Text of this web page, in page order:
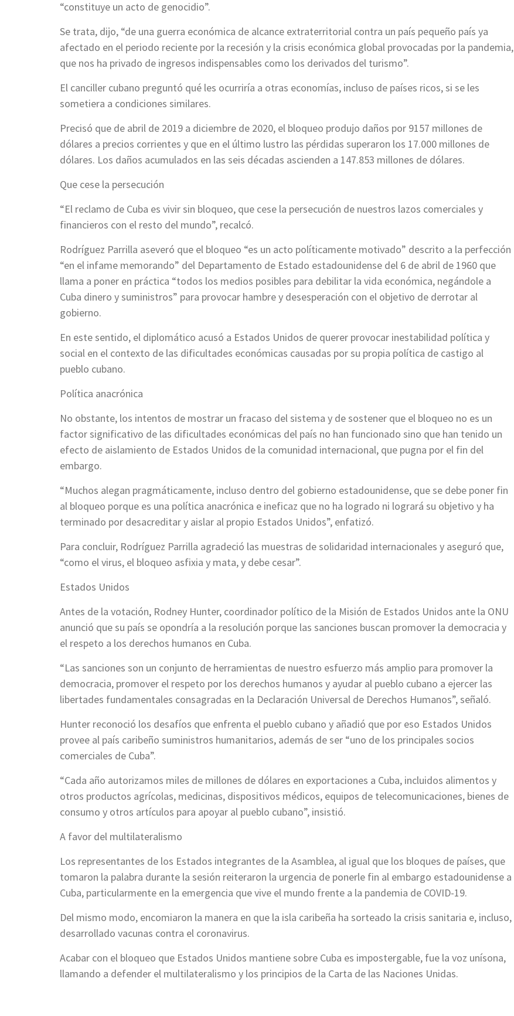
“constituye un acto de genocidio”.
Se trata, dijo, “de una guerra económica de alcance extraterritorial contra un país pequeño país ya
afectado en el periodo reciente por la recesión y la crisis económica global provocadas por la pandemia,
que nos ha privado de ingresos indispensables como los derivados del turismo”.
El canciller cubano preguntó qué les ocurriría a otras economías, incluso de países ricos, si se les
sometiera a condiciones similares.
Precisó que de abril de 2019 a diciembre de 2020, el bloqueo produjo daños por 9157 millones de
dólares a precios corrientes y que en el último lustro las pérdidas superaron los 17.000 millones de
dólares. Los daños acumulados en las seis décadas ascienden a 147.853 millones de dólares.
Que cese la persecución
“El reclamo de Cuba es vivir sin bloqueo, que cese la persecución de nuestros lazos comerciales y
financieros con el resto del mundo”, recalcó.
Rodríguez Parrilla aseveró que el bloqueo “es un acto políticamente motivado” descrito a la perfección
“en el infame memorando” del Departamento de Estado estadounidense del 6 de abril de 1960 que
llama a poner en práctica “todos los medios posibles para debilitar la vida económica, negándole a
Cuba dinero y suministros” para provocar hambre y desesperación con el objetivo de derrotar al
gobierno.
En este sentido, el diplomático acusó a Estados Unidos de querer provocar inestabilidad política y
social en el contexto de las dificultades económicas causadas por su propia política de castigo al
pueblo cubano.
Política anacrónica
No obstante, los intentos de mostrar un fracaso del sistema y de sostener que el bloqueo no es un
factor significativo de las dificultades económicas del país no han funcionado sino que han tenido un
efecto de aislamiento de Estados Unidos de la comunidad internacional, que pugna por el fin del
embargo.
“Muchos alegan pragmáticamente, incluso dentro del gobierno estadounidense, que se debe poner fin
al bloqueo porque es una política anacrónica e ineficaz que no ha logrado ni logrará su objetivo y ha
terminado por desacreditar y aislar al propio Estados Unidos”, enfatizó.
Para concluir, Rodríguez Parrilla agradeció las muestras de solidaridad internacionales y aseguró que,
“como el virus, el bloqueo asfixia y mata, y debe cesar”.
Estados Unidos
Antes de la votación, Rodney Hunter, coordinador político de la Misión de Estados Unidos ante la ONU
anunció que su país se opondría a la resolución porque las sanciones buscan promover la democracia y
el respeto a los derechos humanos en Cuba.
“Las sanciones son un conjunto de herramientas de nuestro esfuerzo más amplio para promover la
democracia, promover el respeto por los derechos humanos y ayudar al pueblo cubano a ejercer las
libertades fundamentales consagradas en la Declaración Universal de Derechos Humanos”, señaló.
Hunter reconoció los desafíos que enfrenta el pueblo cubano y añadió que por eso Estados Unidos
provee al país caribeño suministros humanitarios, además de ser “uno de los principales socios
comerciales de Cuba”.
“Cada año autorizamos miles de millones de dólares en exportaciones a Cuba, incluidos alimentos y
otros productos agrícolas, medicinas, dispositivos médicos, equipos de telecomunicaciones, bienes de
consumo y otros artículos para apoyar al pueblo cubano”, insistió.
A favor del multilateralismo
Los representantes de los Estados integrantes de la Asamblea, al igual que los bloques de países, que
tomaron la palabra durante la sesión reiteraron la urgencia de ponerle fin al embargo estadounidense a
Cuba, particularmente en la emergencia que vive el mundo frente a la pandemia de COVID-19.
Del mismo modo, encomiaron la manera en que la isla caribeña ha sorteado la crisis sanitaria e, incluso,
desarrollado vacunas contra el coronavirus.
Acabar con el bloqueo que Estados Unidos mantiene sobre Cuba es impostergable, fue la voz unísona,
llamando a defender el multilateralismo y los principios de la Carta de las Naciones Unidas.